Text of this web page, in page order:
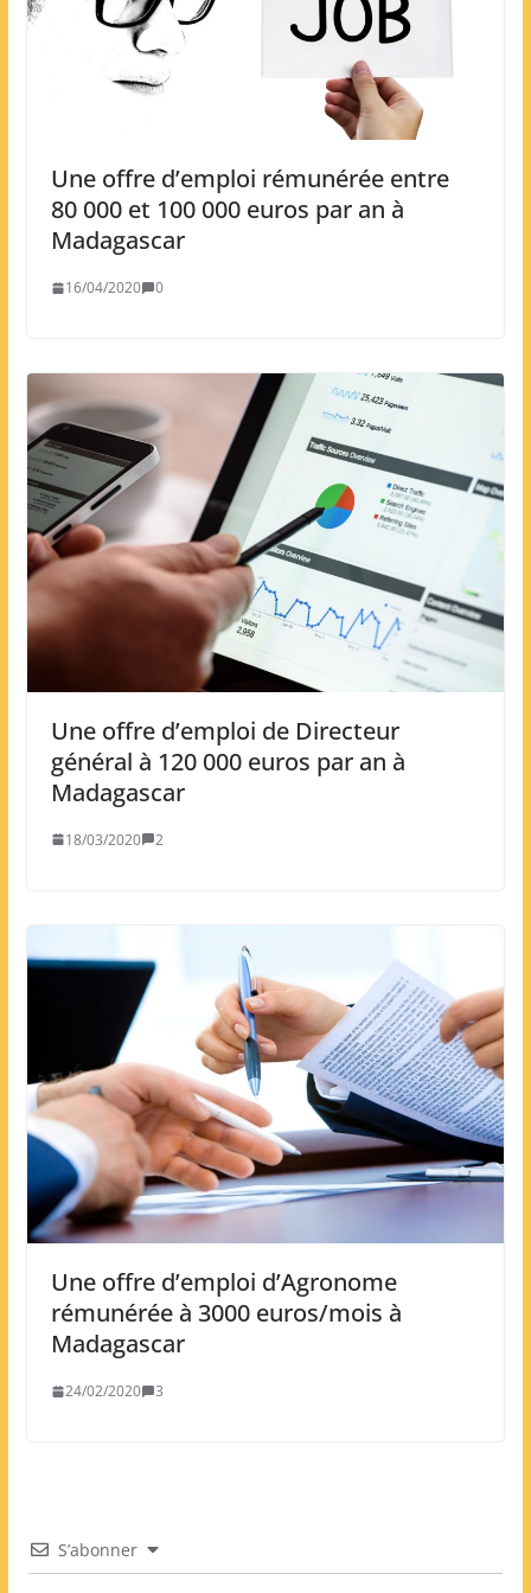
Une offre d’emploi rémunérée entre
80 000 et 100 000 euros par an à
Madagascar
16/04/2020 0
Une offre d’emploi de Directeur
général à 120 000 euros par an à
Madagascar
18/03/2020 2
Une offre d’emploi d’Agronome
rémunérée à 3000 euros/mois à
Madagascar
24/02/2020 3
S’abonner